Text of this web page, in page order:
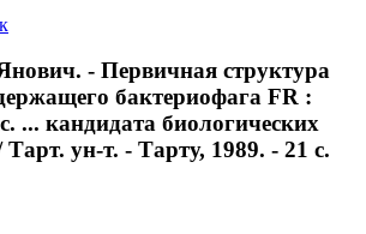
- Первичная структура
бактериофага FR :
... кандидата биологических
ун-т. - Тарту, 1989. - 21 с.